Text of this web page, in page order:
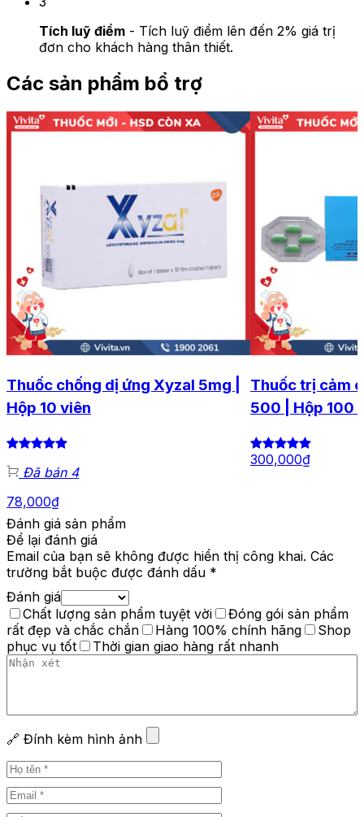
Tích luỹ điểm - Tích luỹ điểm lên đến 2% giá trị
đơn cho khách hàng thân thiết.
Các sản phẩm bổ trợ
Thuốc chống dị ứng Xyzal 5mg |
Hộp 10 viên
Đã bán 4
78,000₫
Thuốc trị cảm
500 | Hộp 100
300,000₫
Đánh giá sản phẩm
Để lại đánh giá
Email của bạn sẽ không được hiển thị công khai. Các
trường bắt buộc được đánh dấu *
Đánh giá
Chất lượng sản phẩm tuyệt vời
Đóng gói sản phẩm
rất đẹp và chắc chắn
Hàng 100% chính hãng
Shop
phục vụ tốt
Thời gian giao hàng rất nhanh
🔗 Đính kèm hình ảnh